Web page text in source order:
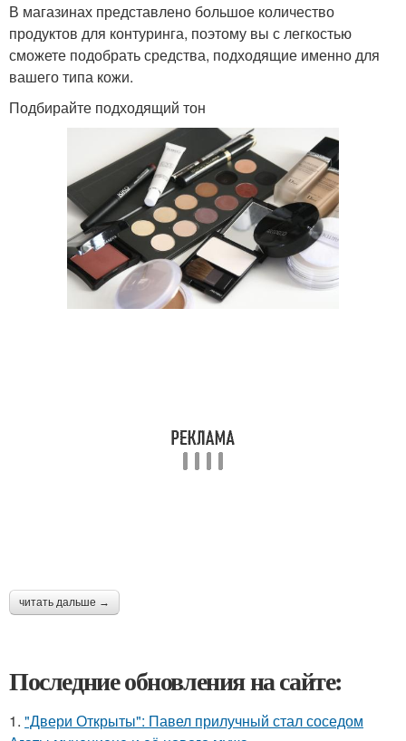
В магазинах представлено большое количество
продуктов для контуринга, поэтому вы с легкостью
сможете подобрать средства, подходящие именно для
вашего типа кожи.
Подбирайте подходящий тон
читать дальше →
Последние обновления на сайте:
1. "Двери Открыты": Павел прилучный стал соседом